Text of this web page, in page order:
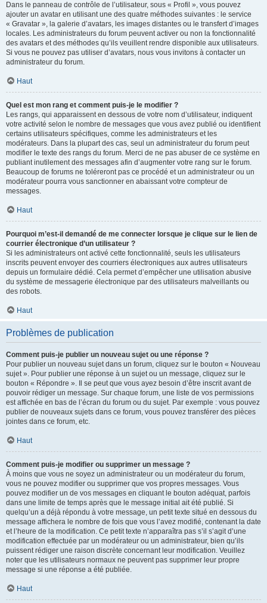
Dans le panneau de contrôle de l’utilisateur, sous « Profil », vous pouvez
ajouter un avatar en utilisant une des quatre méthodes suivantes : le service
« Gravatar », la galerie d’avatars, les images distantes ou le transfert d’images
locales. Les administrateurs du forum peuvent activer ou non la fonctionnalité
des avatars et des méthodes qu’ils veuillent rendre disponible aux utilisateurs.
Si vous ne pouvez pas utiliser d’avatars, nous vous invitons à contacter un
administrateur du forum.
Haut
Quel est mon rang et comment puis-je le modifier ?
Les rangs, qui apparaissent en dessous de votre nom d’utilisateur, indiquent
votre activité selon le nombre de messages que vous avez publié ou identifient
certains utilisateurs spécifiques, comme les administrateurs et les
modérateurs. Dans la plupart des cas, seul un administrateur du forum peut
modifier le texte des rangs du forum. Merci de ne pas abuser de ce système en
publiant inutilement des messages afin d’augmenter votre rang sur le forum.
Beaucoup de forums ne toléreront pas ce procédé et un administrateur ou un
modérateur pourra vous sanctionner en abaissant votre compteur de
messages.
Haut
Pourquoi m’est-il demandé de me connecter lorsque je clique sur le lien de
courrier électronique d’un utilisateur ?
Si les administrateurs ont activé cette fonctionnalité, seuls les utilisateurs
inscrits peuvent envoyer des courriers électroniques aux autres utilisateurs
depuis un formulaire dédié. Cela permet d’empêcher une utilisation abusive
du système de messagerie électronique par des utilisateurs malveillants ou
des robots.
Haut
Problèmes de publication
Comment puis-je publier un nouveau sujet ou une réponse ?
Pour publier un nouveau sujet dans un forum, cliquez sur le bouton « Nouveau
sujet ». Pour publier une réponse à un sujet ou un message, cliquez sur le
bouton « Répondre ». Il se peut que vous ayez besoin d’être inscrit avant de
pouvoir rédiger un message. Sur chaque forum, une liste de vos permissions
est affichée en bas de l’écran du forum ou du sujet. Par exemple : vous pouvez
publier de nouveaux sujets dans ce forum, vous pouvez transférer des pièces
jointes dans ce forum, etc.
Haut
Comment puis-je modifier ou supprimer un message ?
À moins que vous ne soyez un administrateur ou un modérateur du forum,
vous ne pouvez modifier ou supprimer que vos propres messages. Vous
pouvez modifier un de vos messages en cliquant le bouton adéquat, parfois
dans une limite de temps après que le message initial ait été publié. Si
quelqu’un a déjà répondu à votre message, un petit texte situé en dessous du
message affichera le nombre de fois que vous l’avez modifié, contenant la date
et l’heure de la modification. Ce petit texte n’apparaîtra pas s’il s’agit d’une
modification effectuée par un modérateur ou un administrateur, bien qu’ils
puissent rédiger une raison discrète concernant leur modification. Veuillez
noter que les utilisateurs normaux ne peuvent pas supprimer leur propre
message si une réponse a été publiée.
Haut